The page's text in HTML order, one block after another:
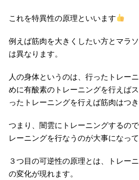
これを特異性の原理といいます
例えば筋肉を大きくしたい方とマラ
は異なります。
人の身体というのは、行ったトレー
めに有酸素のトレーニングを行えば
ったトレーニングを行えば筋肉はつ
つまり、闇雲にトレーニングするの
レーニングを行なうのが大事になっ
３つ目の可逆性の原理とは、トレー
の変化が現れます。